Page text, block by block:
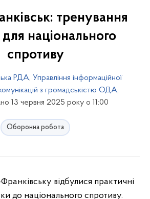
тренування
національного
спротиву
РДА, Управління інформаційної
комунікацій з громадськістю ОДА,
13 червня 2025 року о 11:00
Оборонна робота
відбулися практичні
до національного спротиву.